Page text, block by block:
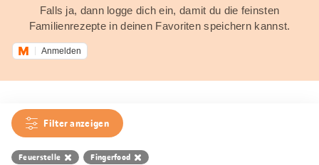
Falls ja, dann logge dich ein, damit du die feinsten
Familienrezepte in deinen Favoriten speichern kannst.
Anmelden
Filter anzeigen
Feuerstelle Fingerfood